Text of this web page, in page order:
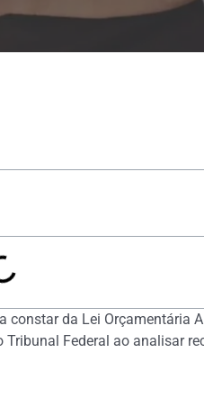
da Lei Orçamentária
Federal ao analisar